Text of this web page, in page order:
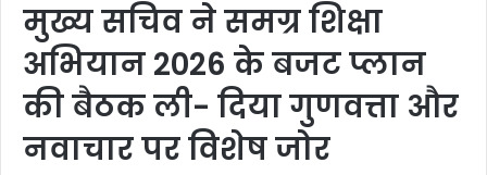
मुख्य सचिव ने समग्र शिक्षा
अभियान 2026 के बजट प्लान
की बैठक ली- दिया गुणवत्ता और
नवाचार पर विशेष जोर